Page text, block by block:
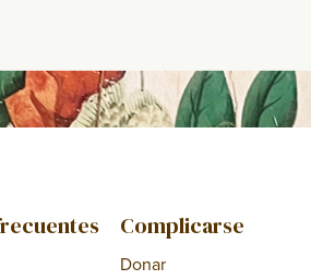
Complicarse
Donar